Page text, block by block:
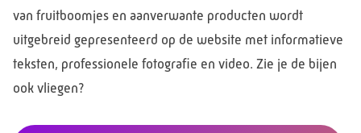
van fruitboomjes en aanverwante producten wordt
uitgebreid gepresenteerd op de website met informatieve
teksten, professionele fotografie en video. Zie je de bijen
ook vliegen?